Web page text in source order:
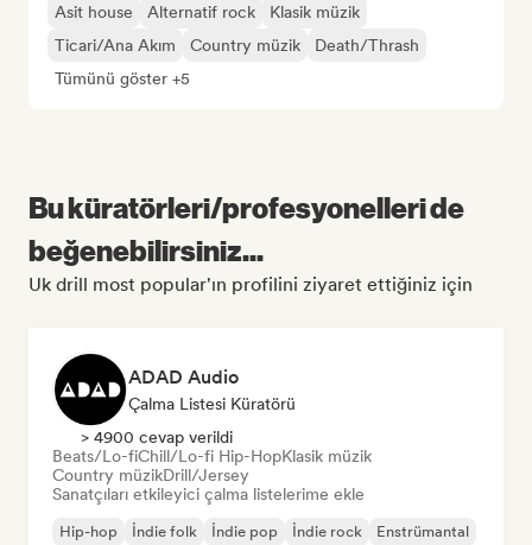
Asit house Alternatif rock
Klasik müzik
Ticari/Ana Akım
Country müzik
Death/Thrash
Tümünü göster +5
Bu küratörleri/profesyonelleri de
beğenebilirsiniz...
Uk drill most popular'ın profilini ziyaret ettiğiniz için
ADAD Audio
Çalma Listesi Küratörü
> 4900 cevap verildi
Beats/Lo-fiChill/Lo-fi Hip-HopKlasik müzik
Country müzikDrill/Jersey
Sanatçıları etkileyici çalma listelerime ekle
Hip-hop İndie folk İndie pop İndie rock Enstrümantal